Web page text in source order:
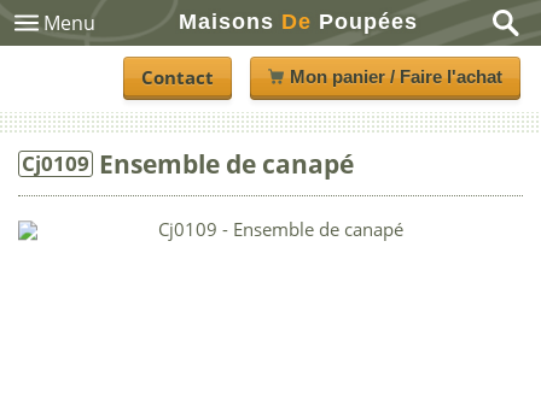
Menu Maisons De Poupées
Contact Mon panier / Faire l'achat
Cj0109 Ensemble de canapé